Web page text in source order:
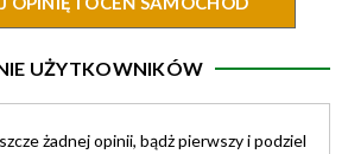
UŻYTKOWNIKÓW
żadnej opinii, bądż pierwszy i podziel